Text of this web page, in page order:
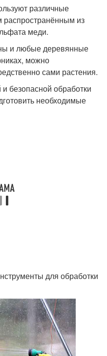
различные
из
меди.
и любые деревянные
можно
сами растения.
безопасной обработки
необходимые
для обработки